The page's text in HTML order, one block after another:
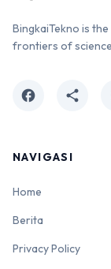
BingkaiTekno is
frontiers of
facebook share
NAVIGASI
Home
Berita
Privacy Policy